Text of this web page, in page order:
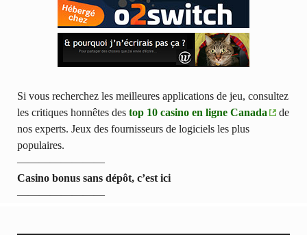
Si vous recherchez les meilleures applications de jeu, consultez
les critiques honnêtes des top 10 casino en ligne Canada
de
nos experts. Jeux des fournisseurs de logiciels les plus
populaires.
————————
Casino bonus sans dépôt, c’est ici
————————